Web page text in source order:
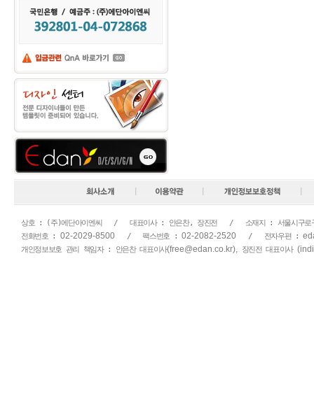
상호 : (주)에단아이엔씨   /   대표이사 : 안은찬, 장진전   /   소재지 : 서울시구로
전화번호 : 02-2029-8500
   /   팩스번호 :
02-2082-2520
   /   전자우편 :
개인정보보호 관리 책임자 : 안은찬 대표이사(free@edan.co.kr), 장진전 대표이사